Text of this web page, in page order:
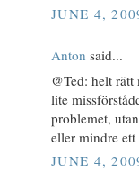
JUNE 4,
Anton said...
@Ted: helt
lite
problemet,
eller mindre
JUNE 4,